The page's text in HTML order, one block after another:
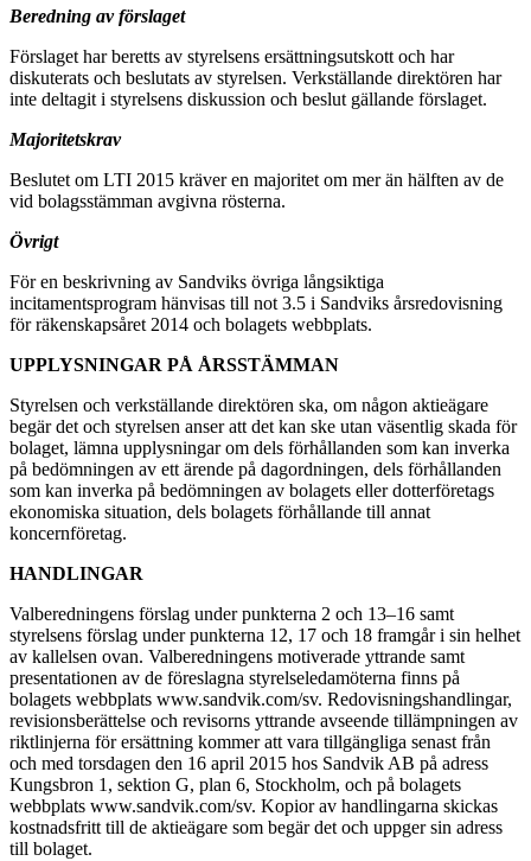
Beredning av förslaget
Förslaget har beretts av styrelsens ersättningsutskott och har
diskuterats och beslutats av styrelsen. Verkställande direktören har
inte deltagit i styrelsens diskussion och beslut gällande förslaget.
Majoritetskrav
Beslutet om LTI 2015 kräver en majoritet om mer än hälften av de
vid bolagsstämman avgivna rösterna.
Övrigt
För en beskrivning av Sandviks övriga långsiktiga
incitamentsprogram hänvisas till not 3.5 i Sandviks årsredovisning
för räkenskapsåret 2014 och bolagets webbplats.
UPPLYSNINGAR PÅ ÅRSSTÄMMAN
Styrelsen och verkställande direktören ska, om någon aktieägare
begär det och styrelsen anser att det kan ske utan väsentlig skada för
bolaget, lämna upplysningar om dels förhållanden som kan inverka
på bedömningen av ett ärende på dagordningen, dels förhållanden
som kan inverka på bedömningen av bolagets eller dotterföretags
ekonomiska situation, dels bolagets förhållande till annat
koncernföretag.
HANDLINGAR
Valberedningens förslag under punkterna 2 och 13–16 samt
styrelsens förslag under punkterna 12, 17 och 18 framgår i sin helhet
av kallelsen ovan. Valberedningens motiverade yttrande samt
presentationen av de föreslagna styrelseledamöterna finns på
bolagets webbplats www.sandvik.com/sv. Redovisningshandlingar,
revisionsberättelse och revisorns yttrande avseende tillämpningen av
riktlinjerna för ersättning kommer att vara tillgängliga senast från
och med torsdagen den 16 april 2015 hos Sandvik AB på adress
Kungsbron 1, sektion G, plan 6, Stockholm, och på bolagets
webbplats www.sandvik.com/sv. Kopior av handlingarna skickas
kostnadsfritt till de aktieägare som begär det och uppger sin adress
till bolaget.